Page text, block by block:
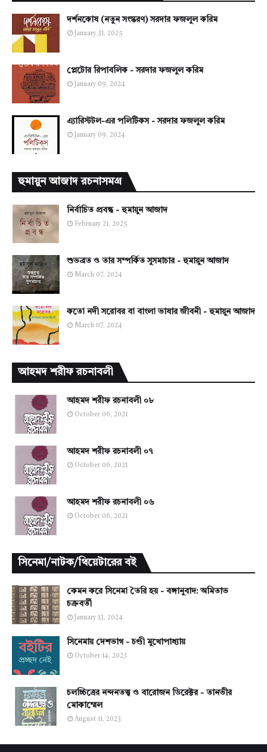
দর্শনকোষ (নতুন সংস্করণ) সরদার ফজলুল করিম
January 31, 2025
প্লেটোর রিপাবলিক - সরদার ফজলুল করিম
January 09, 2024
এ্যারিস্টটল-এর পলিটিকস - সরদার ফজলুল করিম
January 09, 2024
হুমায়ুন আজাদ রচনাসমগ্র
নির্বাচিত প্রবন্ধ - হুমায়ুন আজাদ
February 21, 2025
শুভব্রত ও তার সম্পর্কিত সুসমাচার - হুমায়ুন আজাদ
March 07, 2024
কতো নদী সরোবর বা বাংলা ভাষার জীবনী - হুমায়ুন আজাদ
March 07, 2024
আহমদ শরীফ রচনাবলী
আহমদ শরীফ রচনাবলী ০৮
October 06, 2021
আহমদ শরীফ রচনাবলী ০৭
October 06, 2021
আহমদ শরীফ রচনাবলী ০৬
October 06, 2021
সিনেমা/নাটক/থিয়েটারের বই
কেমন করে সিনেমা তৈরি হয় - বঙ্গানুবাদ: অমিতাভ
চক্রবর্তী
January 13, 2024
সিনেমায় দেশভাগ - চণ্ডী মুখোপাধ্যায়
October 14, 2023
চলচ্চিত্রের নন্দনতত্ত্ব ও বারোজন ডিরেক্টর - তানভীর
মোকাম্মেল
August 11, 2023